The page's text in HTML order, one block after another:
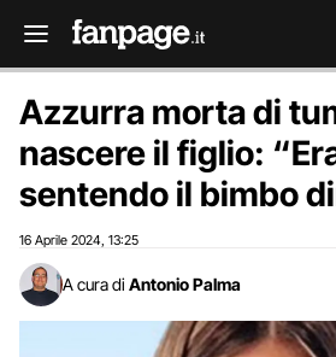
Azzurra morta di
nascere il figlio:
sentendo il bimbo
16 Aprile 2024 13:25
A cura di Antonio Palma